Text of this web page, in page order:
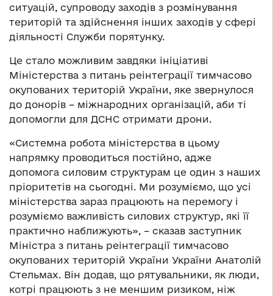
ситуацій, супроводу заходів з розмінування
територій та здійснення інших заходів у сфері
діяльності Служби порятунку.
Це стало можливим завдяки ініціативі
Міністерства з питань реінтеграції тимчасово
окупованих територій України, яке звернулося
до донорів – міжнародних організацій, аби ті
допомогли для ДСНС отримати дрони.
«Системна робота міністерства в цьому
напрямку проводиться постійно, адже
допомога силовим структурам це один з наших
пріоритетів на сьогодні. Ми розуміємо, що усі
міністерства зараз працюють на перемогу і
розуміємо важливість силових структур, які її
практично наближують», – сказав заступник
Міністра з питань реінтеграції тимчасово
окупованих територій України України Анатолій
Стельмах. Він додав, що рятувальники, як люди,
котрі працюють з не меншим ризиком, ніж